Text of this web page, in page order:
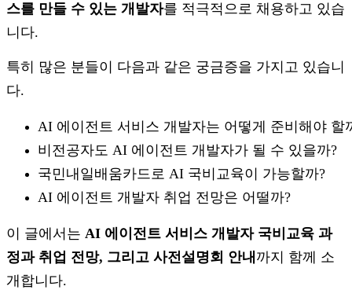
스를 만들 수 있는 개발자를 적극적으로 채용하고 있습
니다.
특히 많은 분들이 다음과 같은 궁금증을 가지고 있습니
다.
AI 에이전트 서비스 개발자는 어떻게 준비해야 할
비전공자도 AI 에이전트 개발자가 될 수 있을까?
국민내일배움카드로 AI 국비교육이 가능할까?
AI 에이전트 개발자 취업 전망은 어떨까?
이 글에서는 AI 에이전트 서비스 개발자 국비교육 과
정과 취업 전망, 그리고 사전설명회 안내 까지 함께 소
개합니다.